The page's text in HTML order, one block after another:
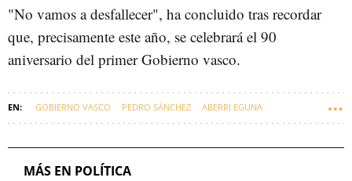
"No vamos a desfallecer", ha concluido tras recordar
que, precisamente este año, se celebrará el 90
aniversario del primer Gobierno vasco.
GOBIERNO VASCO PEDRO SÁNCHEZ ABERRI EGUNA
MÁS EN POLÍTICA